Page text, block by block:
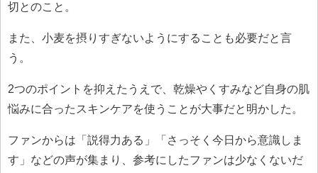
切とのこと。
また、小麦を摂りすぎないようにすることも必要だと言
う。
2つのポイントを抑えたうえで、乾燥やくすみなど自身の肌
悩みに合ったスキンケアを使うことが大事だと明かした。
ファンからは「説得力ある」「さっそく今日から意識しま
す」などの声が集まり、参考にしたファンは少なくないだ